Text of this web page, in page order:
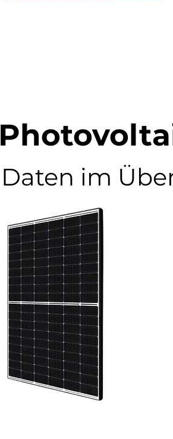
Daten im